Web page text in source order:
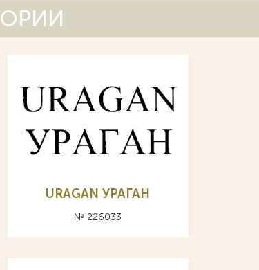
URAGAN УРАГАН
№ 226033